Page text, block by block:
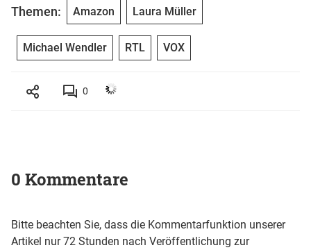
Themen: Amazon Laura Müller
Michael Wendler RTL VOX
0
0 Kommentare
Bitte beachten Sie, dass die Kommentarfunktion unserer
Artikel nur 72 Stunden nach Veröffentlichung zur